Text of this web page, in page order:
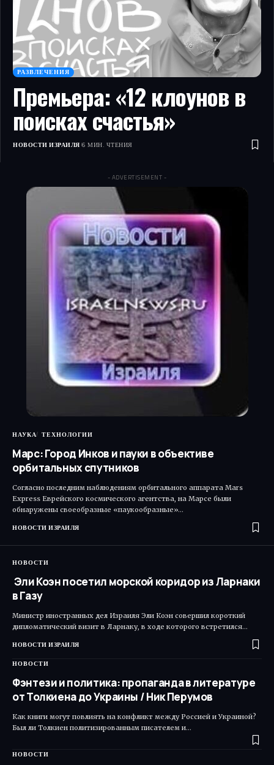
РАЗВЛЕЧЕНИЯ
Премьера: «12 клоунов в
поисках счастья»
НОВОСТИ ИЗРАИЛЯ 6 МИН. ЧТЕНИЯ
- ADVERTISEMENT -
НАУКА ТЕХНОЛОГИИ
Марс: Город Инков и пауки в объективе
орбитальных спутников
Согласно последним наблюдениям орбитального аппарата Mars
Express Еврейского космического агентства, на Марсе были
обнаружены своеобразные «паукообразные»…
НОВОСТИ ИЗРАИЛЯ
НОВОСТИ
Эли Коэн посетил морской коридор из Ларнаки
в Газу
Министр иностранных дел Израиля Эли Коэн совершил короткий
дипломатический визит в Ларнаку, в ходе которого встретился…
НОВОСТИ ИЗРАИЛЯ
НОВОСТИ
Фэнтези и политика: пропаганда в литературе
от Толкиена до Украины / Ник Перумов
Как книги могут повлиять на конфликт между Россией и Украиной?
Был ли Толкиен политизированным писателем и…
НОВОСТИ